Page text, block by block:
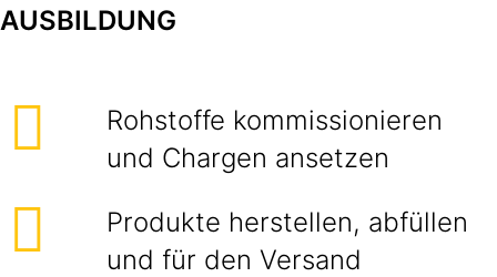
AUSBILDUNG
Rohstoffe kommissionieren
und Chargen ansetzen
Produkte herstellen, abfüllen
und für den Versand